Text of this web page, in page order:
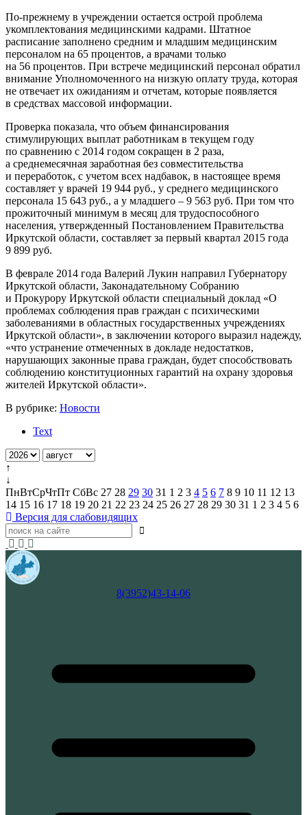
По-прежнему в учреждении остается острой проблема
укомплектования медицинскими кадрами. Штатное
расписание заполнено средним и младшим медицинским
персоналом на 65 процентов, а врачами только
на 56 процентов. При встрече медицинский персонал обратил
внимание Уполномоченного на низкую оплату труда, которая
не отвечает их ожиданиям и отчетам, которые появляется
в средствах массовой информации.
Проверка показала, что объем финансирования
стимулирующих выплат работникам в текущем году
по сравнению с 2014 годом сокращен в 2 раза,
а среднемесячная заработная без совместительства
и переработок, с учетом всех надбавок, в настоящее время
составляет у врачей 19 944 руб., у среднего медицинского
персонала 15 643 руб., а у младшего – 9 563 руб. При том что
прожиточный минимум в месяц для трудоспособного
населения, утвержденный Постановлением Правительства
Иркутской области, составляет за первый квартал 2015 года
9 899 руб.
В феврале 2014 года Валерий Лукин направил Губернатору
Иркутской области, Законадательному Собранию
и Прокурору Иркутской области специальный доклад «О
проблемах соблюдения прав граждан с психическими
заболеваниями в областных государственных учреждениях
Иркутской области», в заключении которого выразил надежду,
«что устранение отмеченных в докладе недостатков,
нарушающих законные права граждан, будет способствовать
соблюдению конституционных гарантий на охрану здоровья
жителей Иркутской области».
В рубрике: Новости
Text
↑
↓
ПнВтСрЧтПт СбВс 27 28 29 30 31 1 2 3 4 5 6 7 8 9 10 11 12 13
14 15 16 17 18 19 20 21 22 23 24 25 26 27 28 29 30 31 1 2 3 4 5 6
Версия для слабовидящих
8(3952)43-14-06